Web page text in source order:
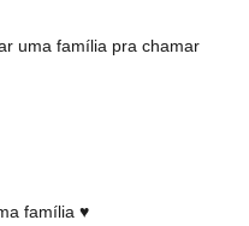
uma família pra chamar
família ♥️